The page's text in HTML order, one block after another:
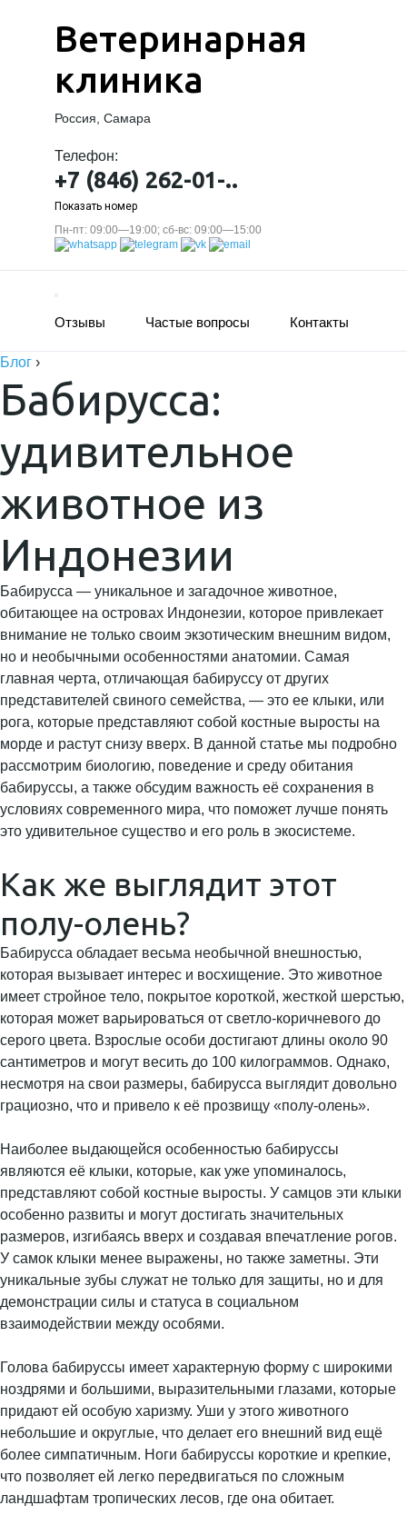
Ветеринарная
клиника
Россия, Самара
Телефон:
+7 (846) 262-01-..
Показать номер
Пн-пт: 09:00—19:00; сб-вс: 09:00—15:00
Отзывы Частые вопросы Контакты
Блог ›
Бабирусса:
удивительное
животное из
Индонезии
Бабирусса — уникальное и загадочное животное,
обитающее на островах Индонезии, которое привлекает
внимание не только своим экзотическим внешним видом,
но и необычными особенностями анатомии. Самая
главная черта, отличающая бабируссу от других
представителей свиного семейства, — это ее клыки, или
рога, которые представляют собой костные выросты на
морде и растут снизу вверх. В данной статье мы подробно
рассмотрим биологию, поведение и среду обитания
бабируссы, а также обсудим важность её сохранения в
условиях современного мира, что поможет лучше понять
это удивительное существо и его роль в экосистеме.
Как же выглядит этот
полу-олень?
Бабирусса обладает весьма необычной внешностью,
которая вызывает интерес и восхищение. Это животное
имеет стройное тело, покрытое короткой, жесткой шерстью,
которая может варьироваться от светло-коричневого до
серого цвета. Взрослые особи достигают длины около 90
сантиметров и могут весить до 100 килограммов. Однако,
несмотря на свои размеры, бабирусса выглядит довольно
грациозно, что и привело к её прозвищу «полу-олень».
Наиболее выдающейся особенностью бабируссы
являются её клыки, которые, как уже упоминалось,
представляют собой костные выросты. У самцов эти клыки
особенно развиты и могут достигать значительных
размеров, изгибаясь вверх и создавая впечатление рогов.
У самок клыки менее выражены, но также заметны. Эти
уникальные зубы служат не только для защиты, но и для
демонстрации силы и статуса в социальном
взаимодействии между особями.
Голова бабируссы имеет характерную форму с широкими
ноздрями и большими, выразительными глазами, которые
придают ей особую харизму. Уши у этого животного
небольшие и округлые, что делает его внешний вид ещё
более симпатичным. Ноги бабируссы короткие и крепкие,
что позволяет ей легко передвигаться по сложным
ландшафтам тропических лесов, где она обитает.